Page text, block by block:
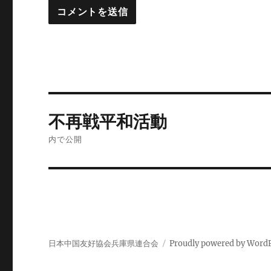
稿
不再戦平和活動
内で公開
日本中国友好協会兵庫県連合会 Proudly powered by